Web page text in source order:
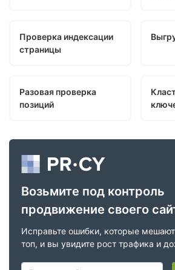
Проверка индексации
страницы
Разовая проверка
позиций
Возьмите под контроль
продвижение своего
Исправьте ошибки, которые мешают
топ, и вы увидите рост трафика и